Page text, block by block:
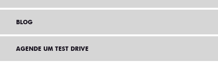
BLOG
AGENDE UM TEST DRIVE